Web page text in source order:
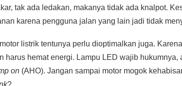
tak ada ledakan, makanya tidak ada knalpot.
karena pengguna jalan yang lain jadi tidak
listrik tentunya perlu dioptimalkan juga.
harus hemat energi. Lampu LED wajib
on (AHO). Jangan sampai motor mogok
?